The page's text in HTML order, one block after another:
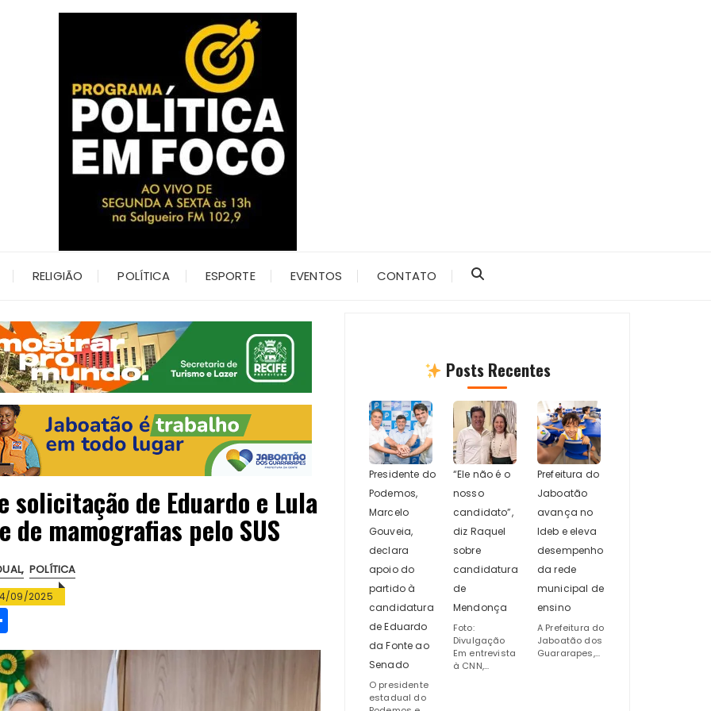
RELIGIÃO POLÍTICA ESPORTE EVENTOS CONTATO
solicitação de Eduardo e Lula
mamografias pelo SUS
POLÍTICA
09/2025
h
a
re
Posts Recentes
Presidente do
Podemos,
Marcelo
Gouveia,
declara
apoio do
partido à
candidatura
de Eduardo
da Fonte ao
Senado
O presidente
estadual do
“Ele não é o
nosso
candidato”,
diz Raquel
sobre
candidatura
de
Mendonça
Foto:
Divulgação
Em entrevista
à CNN,...
Prefeitura do
Jaboatão
avança no
Ideb e eleva
desempenho
da rede
municipal de
ensino
A Prefeitura do
Jaboatão dos
Guararapes,...